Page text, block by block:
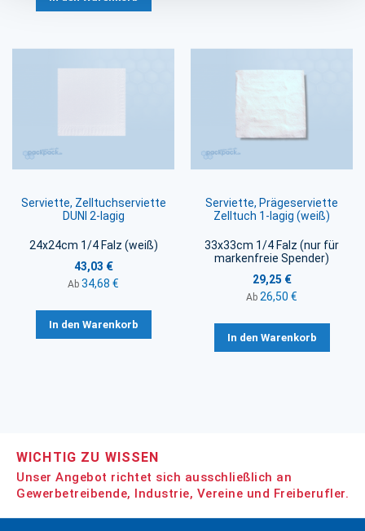
Serviette, Zelltuchserviette
DUNI 2-lagig
24x24cm 1/4 Falz (weiß)
43,03 €
Ab 34,68 €
In den Warenkorb
Serviette, Prägeserviette
Zelltuch 1-lagig (weiß)
33x33cm 1/4 Falz (nur für
markenfreie Spender)
29,25 €
Ab 26,50 €
In den Warenkorb
WICHTIG ZU WISSEN
Unser Angebot richtet sich ausschließlich an
Gewerbetreibende, Industrie, Vereine und Freiberufler.